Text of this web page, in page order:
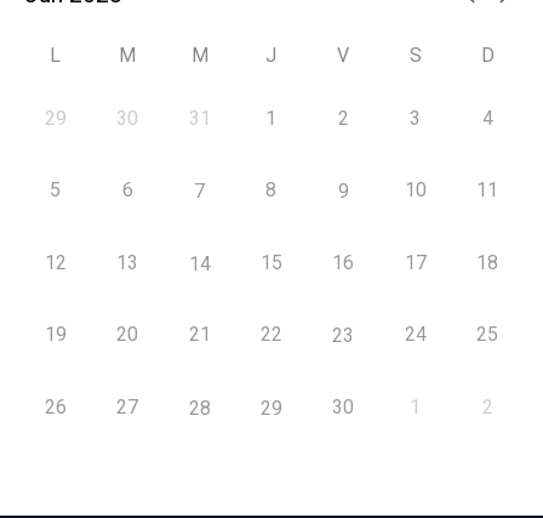
L M M J V S D
29 30 31 1 2 3 4
5 6 7 8 9 10 11
12 13 14 15 16 17 18
19 20 21 22 23 24 25
26 27 28 29 30 1 2